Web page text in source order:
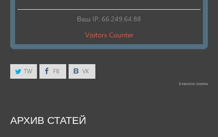
Ваш IP: 66.249.64.88
Visitors Counter
TW FB VK
Extension Joomla
АРХИВ СТАТЕЙ